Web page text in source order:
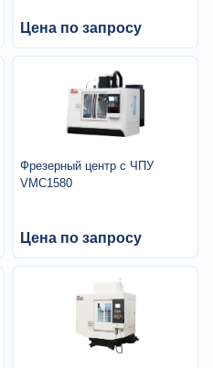
Цена по запросу
Фрезерный центр с ЧПУ
VMC1580
Цена по запросу